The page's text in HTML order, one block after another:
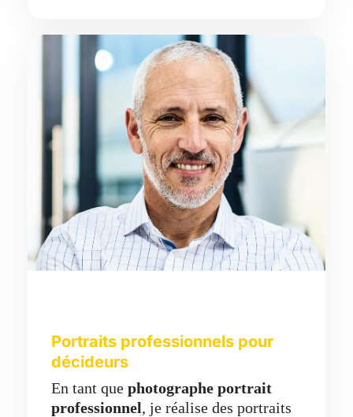
Portraits professionnels pour
décideurs
En tant que photographe portrait
professionnel, je réalise des portraits